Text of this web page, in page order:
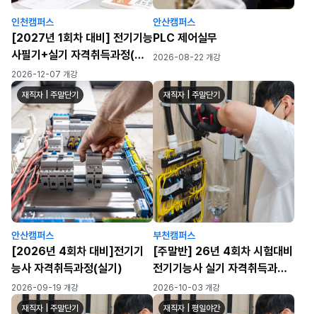
인천캠퍼스
[2027년 1회차 대비] 전기기능
사필기+실기 자격취득과정(월
수금)
2026-12-07 개강
안산캠퍼스
PLC 제어실무
2026-08-22 개강
재직자 | 주말단기
안산캠퍼스
[2026년 4회차 대비]전기기
능사 자격취득과정(실기)
2026-09-19 개강
재직자 | 주말단기
부천캠퍼스
[주말반] 26년 4회차 시험대비
전기기능사 실기 자격취득과정
[공구무료제공]
2026-10-03 개강
재직자 | 주말단기 재직자 | 평일야간